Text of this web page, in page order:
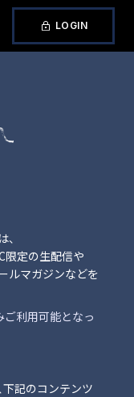
LOGIN
、
限定の生配信や
ルマガジンなどを
利用可能となっ
記のコンテンツ